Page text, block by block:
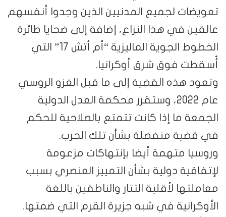
تعويضات لجميع المدنيين الذين وجدوا أنفسهم
عالقين في هذا النزاع، إضافة إلى ضحايا طائرة
الخطوط الجوية الماليزية “أم أتش 17” التي
أُسقطت فوق شرق أوكرانيا.
وتعود هذه القضية إلى ما قبل الغزو الروسي
عام 2022، وستقرر محكمة العدل الدولية
الجمعة ما إذا كانت تتمتع بالصلاحية للحكم
في قضية منفصلة بشأن تلك الحرب.
وروسيا متهمة أيضا بإنتهاكات مزعومة
لإتفاقية دولية بشأن التمييز العنصري بسبب
معاملتها لأقلية التتار والناطقين باللغة
الأوكرانية في شبه جزيرة القرم التي ضمتها.